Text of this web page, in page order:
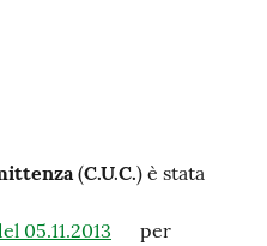
(C.U.C.) è stata
05.11.2013
per